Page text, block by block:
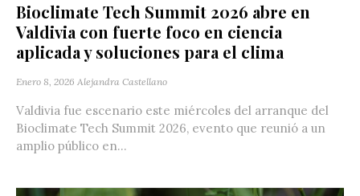
Bioclimate Tech Summit 2026 abre en
Valdivia con fuerte foco en ciencia
aplicada y soluciones para el clima
Enero 8, 2026 Alejandra Castellano
Valdivia fue escenario este miércoles del arranque del
Bioclimate Tech Summit 2026, evento que reunió a un
amplio público en...